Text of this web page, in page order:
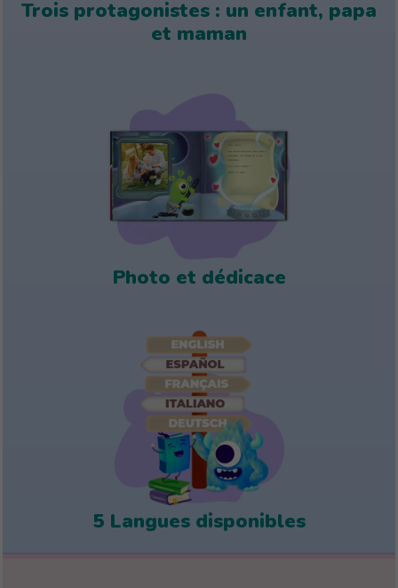
Trois protagonistes : un enfant, papa
et maman
Photo et dédicace
5 Langues disponibles